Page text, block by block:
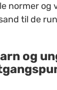
normer og
til de
og